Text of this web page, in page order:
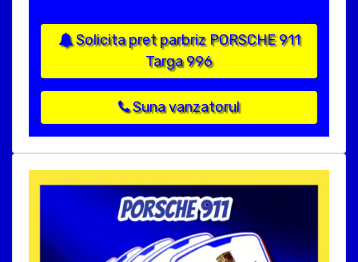
Solicita pret parbriz PORSCHE 911
Targa 996
Suna vanzatorul